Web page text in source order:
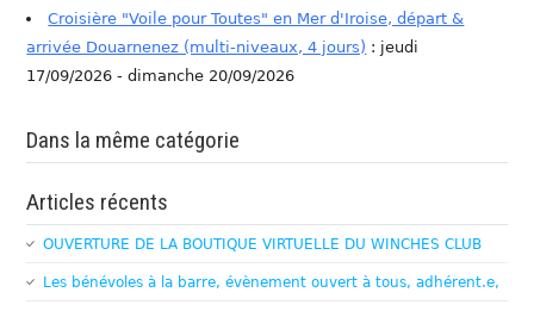
Croisière "Voile pour Toutes" en Mer d'Iroise, départ &
arrivée Douarnenez (multi-niveaux, 4 jours) : jeudi
17/09/2026 - dimanche 20/09/2026
Dans la même catégorie
Articles récents
OUVERTURE DE LA BOUTIQUE VIRTUELLE DU WINCHES CLUB
Les bénévoles à la barre, évènement ouvert à tous, adhérent.e,